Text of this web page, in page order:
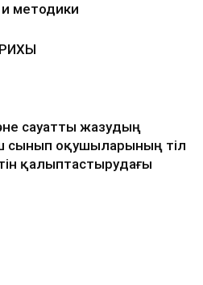
методики
сауатты жазудың
сынып оқушыларының тіл
қалыптастырудағы